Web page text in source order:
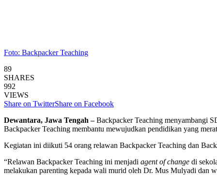
Foto: Backpacker Teaching
89
SHARES
992
VIEWS
Share on TwitterShare on Facebook
Dewantara, Jawa Tengah –Backpacker Teaching menyambangi
Backpacker Teaching membantu mewujudkan pendidikan yang
Kegiatan ini diikuti 54 orang relawan Backpacker Teaching dan
“Relawan Backpacker Teaching ini menjadi agent of change di
melakukan parenting kepada wali murid oleh Dr. Mus Mulyadi dan